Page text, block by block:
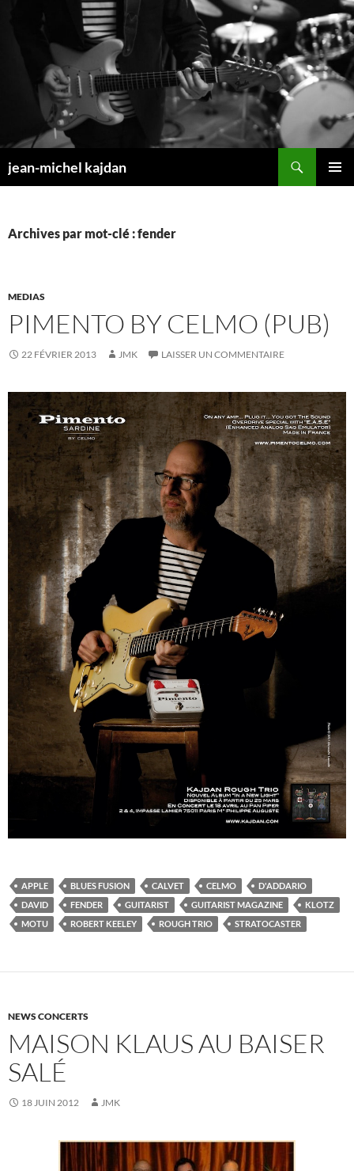
jean-michel kajdan
Archives par mot-clé : fender
MEDIAS
PIMENTO BY CELMO (PUB)
22 FÉVRIER 2013 JMK LAISSER UN COMMENTAIRE
APPLE BLUES FUSION CALVET CELMO
D'ADDARIO
DAVID
FENDER GUITARIST GUITARIST MAGAZINE
KLOTZ
MOTU
ROBERT KEELEY ROUGH TRIO STRATOCASTER
NEWS CONCERTS
MAISON KLAUS AU BAISER
SALÉ
18 JUIN 2012 JMK